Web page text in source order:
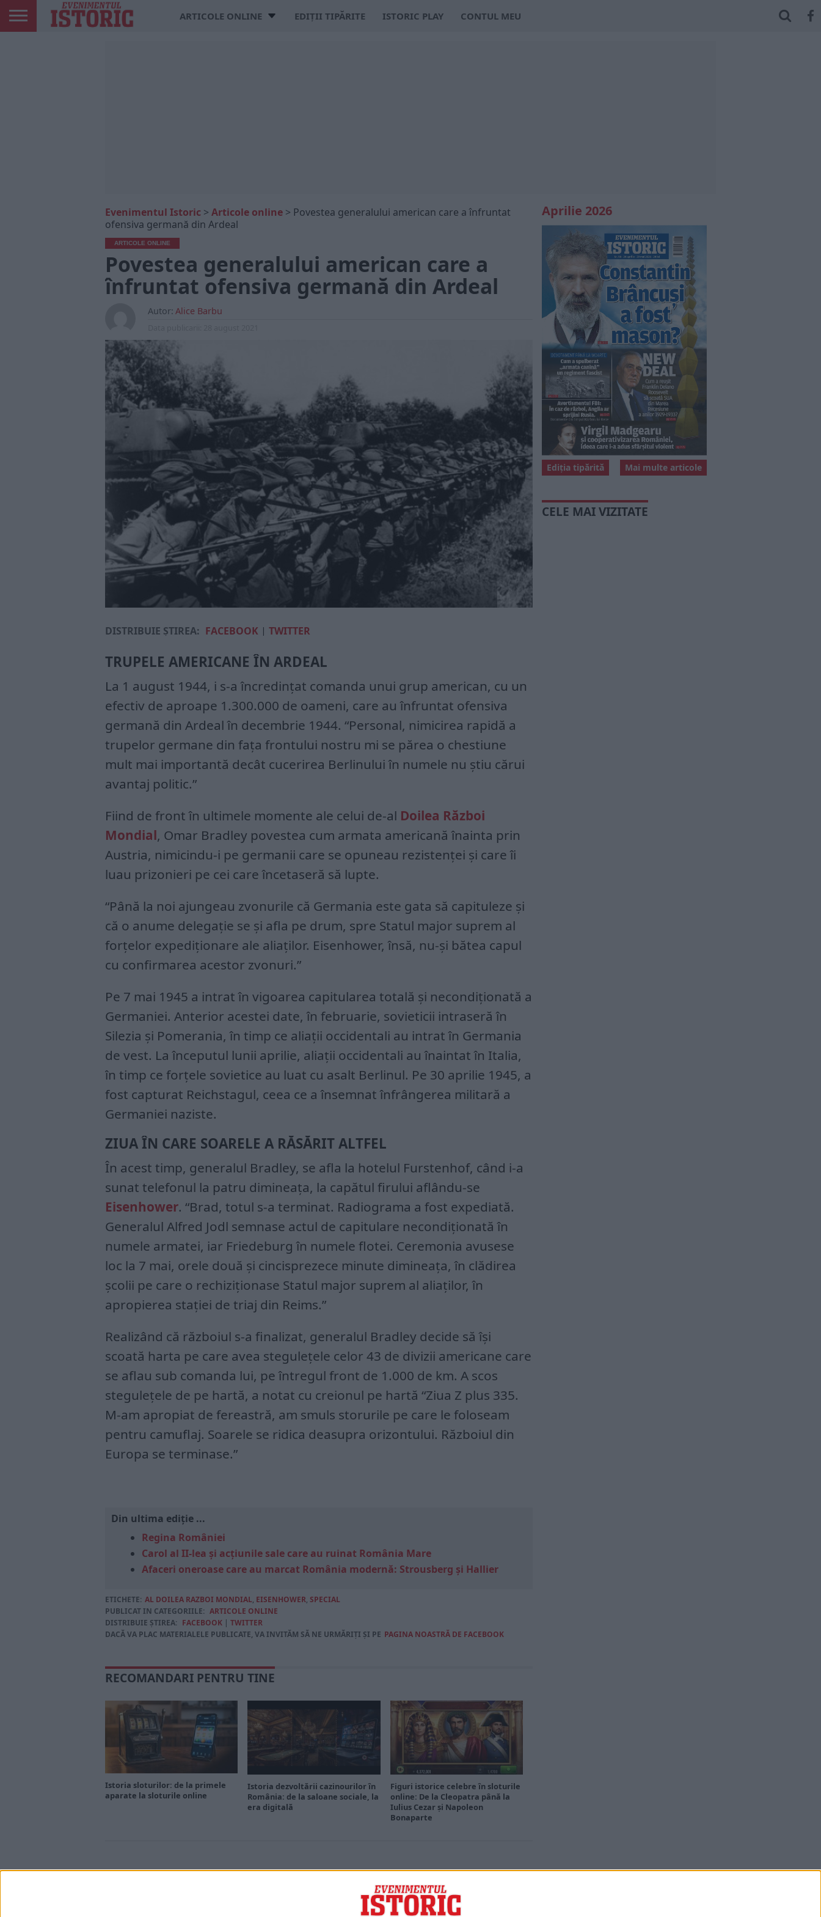
ARTICOLE ONLINE EDIȚII TIPĂRITE ISTORIC PLAY CONTUL MEU
Evenimentul Istoric > Articole online > Povestea generalului american care a înfruntat
ofensiva germană din Ardeal
ARTICOLE ONLINE
Povestea generalului american care a
înfruntat ofensiva germană din Ardeal
Autor: Alice Barbu
DISTRIBUIE ȘTIREA: FACEBOOK | TWITTER
TRUPELE AMERICANE ÎN ARDEAL
La 1 august 1944, i s-a încredințat comanda unui grup american, cu un
efectiv de aproape 1.300.000 de oameni, care au înfruntat ofensiva
germană din Ardeal în decembrie 1944. “Personal, nimicirea rapidă a
trupelor germane din fața frontului nostru mi se părea o chestiune
mult mai importantă decât cucerirea Berlinului în numele nu știu cărui
avantaj politic.”
Fiind de front în ultimele momente ale celui de-al Doilea Război
Mondial, Omar Bradley povestea cum armata americană înainta prin
Austria, nimicindu-i pe germanii care se opuneau rezistenței și care îi
luau prizonieri pe cei care încetaseră să lupte.
“Până la noi ajungeau zvonurile că Germania este gata să capituleze și
că o anume delegație se și afla pe drum, spre Statul major suprem al
forțelor expediționare ale aliaților. Eisenhower, însă, nu-și bătea capul
cu confirmarea acestor zvonuri.”
Pe 7 mai 1945 a intrat în vigoarea capitularea totală și necondiționată a
Germaniei. Anterior acestei date, în februarie, sovieticii intraseră în
Silezia și Pomerania, în timp ce aliații occidentali au intrat în Germania
de vest. La începutul lunii aprilie, aliații occidentali au înaintat în Italia,
în timp ce forțele sovietice au luat cu asalt Berlinul. Pe 30 aprilie 1945, a
fost capturat Reichstagul, ceea ce a însemnat înfrângerea militară a
Germaniei naziste.
ZIUA ÎN CARE SOARELE A RĂSĂRIT ALTFEL
În acest timp, generalul Bradley, se afla la hotelul Furstenhof, când i-a
sunat telefonul la patru dimineața, la capătul firului aflându-se
Eisenhower. “Brad, totul s-a terminat. Radiograma a fost expediată.
Generalul Alfred Jodl semnase actul de capitulare necondiționată în
numele armatei, iar Friedeburg în numele flotei. Ceremonia avusese
loc la 7 mai, orele două și cincisprezece minute dimineața, în clădirea
școlii pe care o rechiziționase Statul major suprem al aliaților, în
apropierea stației de triaj din Reims.”
Realizând că războiul s-a finalizat, generalul Bradley decide să își
scoată harta pe care avea stegulețele celor 43 de divizii americane care
se aflau sub comanda lui, pe întregul front de 1.000 de km. A scos
stegulețele de pe hartă, a notat cu creionul pe hartă “Ziua Z plus 335.
M-am apropiat de fereastră, am smuls storurile pe care le foloseam
pentru camuflaj. Soarele se ridica deasupra orizontului. Războiul din
Europa se terminase.”
Din ultima ediție ...
Regina României
Carol al II-lea și acțiunile sale care au ruinat România Mare
Afaceri oneroase care au marcat România modernă: Strousberg și Hallier
ETICHETE: AL DOILEA RAZBOI MONDIAL, EISENHOWER, SPECIAL
PUBLICAT IN CATEGORIILE: ARTICOLE ONLINE
DISTRIBUIE ȘTIREA: FACEBOOK | TWITTER
DACĂ VA PLAC MATERIALELE PUBLICATE, VA INVITĂM SĂ NE URMĂRIȚI ȘI PE PAGINA NOASTRĂ DE FACEBOOK
RECOMANDARI PENTRU TINE
Istoria sloturilor: de la primele
aparate la sloturile online
Istoria dezvoltării cazinourilor în
România: de la saloane sociale, la
era digitală
Figuri istorice celebre în sloturile
online: De la Cleopatra până la
Iulius Cezar și Napoleon
Bonaparte
Aprilie 2026
Mai multe articole
Ediția tipărită
CELE MAI VIZITATE